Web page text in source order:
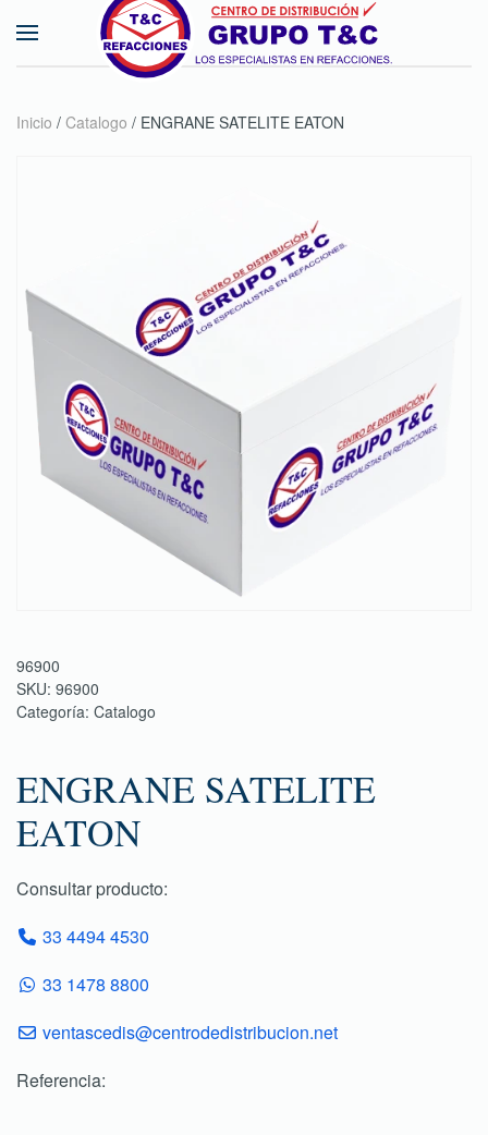
Skip to main content
Inicio / Catalogo / ENGRANE SATELITE EATON
96900
SKU: 96900
Categoría: Catalogo
ENGRANE SATELITE
EATON
Consultar producto:
33 4494 4530
33 1478 8800
ventascedis@centrodedistribucion.net
Referencia: